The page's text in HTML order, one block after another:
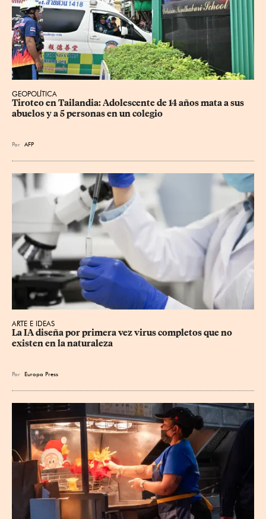
GEOPOLÍTICA
Tiroteo en Tailandia: Adolescente de 14 años mata a sus
abuelos y a 5 personas en un colegio
Por AFP
ARTE E IDEAS
La IA diseña por primera vez virus completos que no
existen en la naturaleza
Por Europa Press